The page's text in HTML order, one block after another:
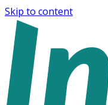
Skip to content